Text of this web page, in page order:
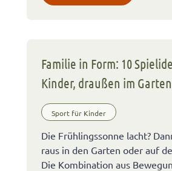
Familie in Form: 10
Kinder, draußen im Garten
Sport für Kinder
Die Frühlingssonne lacht?
raus in den Garten oder auf
Die Kombination aus